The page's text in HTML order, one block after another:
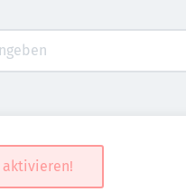
aktivieren!